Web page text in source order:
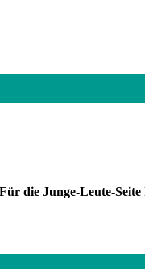
die Junge-Leute-